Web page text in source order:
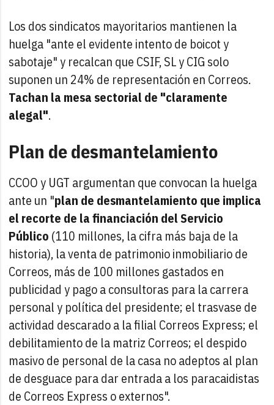
Los dos sindicatos mayoritarios mantienen la
huelga "ante el evidente intento de boicot y
sabotaje" y recalcan que CSIF, SL y CIG solo
suponen un 24% de representación en Correos.
Tachan la mesa sectorial de "claramente
alegal".
Plan de desmantelamiento
CCOO y UGT argumentan que convocan la huelga
ante un "plan de desmantelamiento que implica
el recorte de la financiación del Servicio
Público (110 millones, la cifra más baja de la
historia), la venta de patrimonio inmobiliario de
Correos, más de 100 millones gastados en
publicidad y pago a consultoras para la carrera
personal y política del presidente; el trasvase de
actividad descarado a la filial Correos Express; el
debilitamiento de la matriz Correos; el despido
masivo de personal de la casa no adeptos al plan
de desguace para dar entrada a los paracaidistas
de Correos Express o externos".